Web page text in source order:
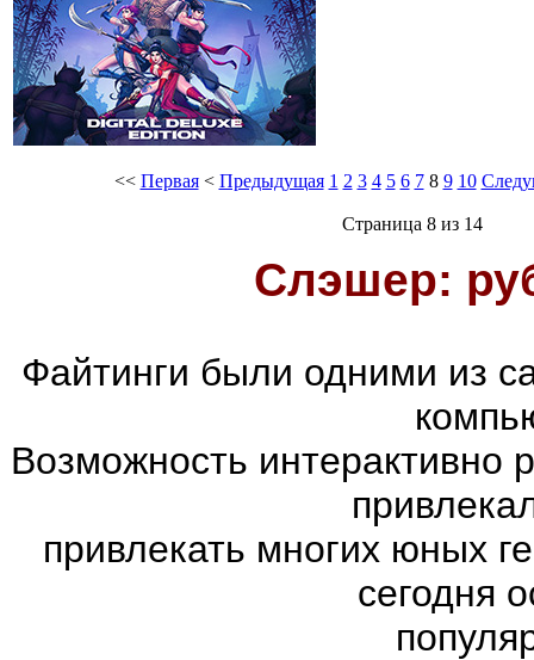
<< Первая< Предыдущая 1 2 3 4 5 6 7 8 9 10
Страница 8 из 14
Слэшер:
Файтинги были одними из
Возможность интерактивно
привлекать многих юных
сегодня